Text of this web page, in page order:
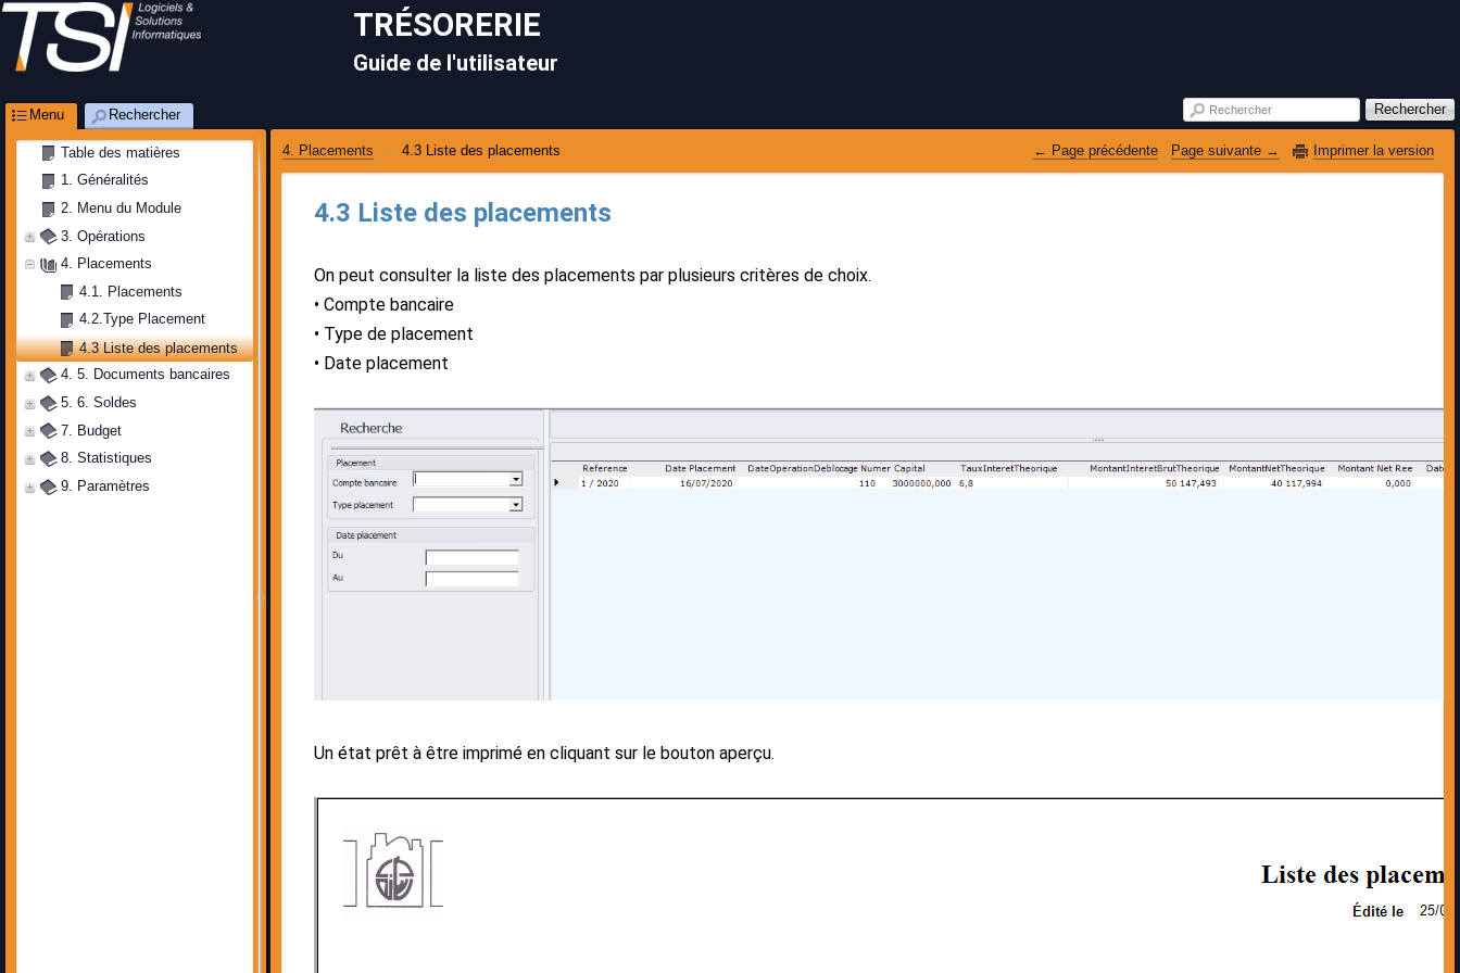
TRÉSORERIE
Guide de l'utilisateur
Menu Rechercher
Table des matières
1. Généralités
2. Menu du Module
3. Opérations
4. Placements
4.1. Placements
4.2.Type Placement
4.3 Liste des placements
4. 5. Documents bancaires
5. 6. Soldes
7. Budget
8. Statistiques
9. Paramètres
Rechercher Rechercher
4. Placements 4.3 Liste des placements Page précédente Page suivante Imprimer la version
4.3 Liste des placements
On peut consulter la liste des placements par plusieurs critères de choix.
Compte bancaire
Type de placement
Date placement
Un état prêt à être imprimé en cliquant sur le bouton aperçu.